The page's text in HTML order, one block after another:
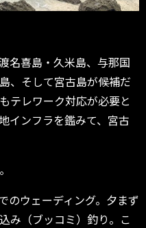
名喜島・久米島、与那国
、そして宮古島が候補だ
テレワーク対応が必要と
インフラを鑑みて、宮古
のウェーディング。夕まず
み（ブッコミ）釣り。こ